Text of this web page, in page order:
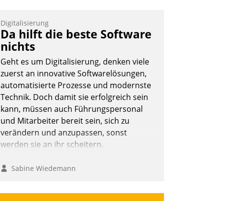
Frage: Wie lassen sich Mammutprojekte
meistern und Workloads wuppen – bei
zunehmend anspruchsvollen Aufgaben
und abnehmendem Nachwuchs?
Nadja Hußmann
Digitalisierung
Da hilft die beste Software
nichts
Geht es um Digitalisierung, denken viele
zuerst an innovative Softwarelösungen,
automatisierte Prozesse und modernste
Technik. Doch damit sie erfolgreich sein
kann, müssen auch Führungspersonal
und Mitarbeiter bereit sein, sich zu
verändern und anzupassen, sonst
werden sie an ihr scheitern.
Sabine Wiedemann